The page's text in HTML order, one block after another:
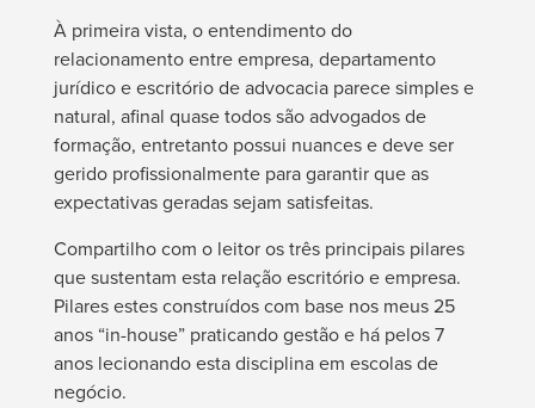
À primeira vista, o entendimento do
relacionamento entre empresa, departamento
jurídico e escritório de advocacia parece simples e
natural, afinal quase todos são advogados de
formação, entretanto possui nuances e deve ser
gerido profissionalmente para garantir que as
expectativas geradas sejam satisfeitas.
Compartilho com o leitor os três principais pilares
que sustentam esta relação escritório e empresa.
Pilares estes construídos com base nos meus 25
anos “in-house” praticando gestão e há pelos 7
anos lecionando esta disciplina em escolas de
negócio.